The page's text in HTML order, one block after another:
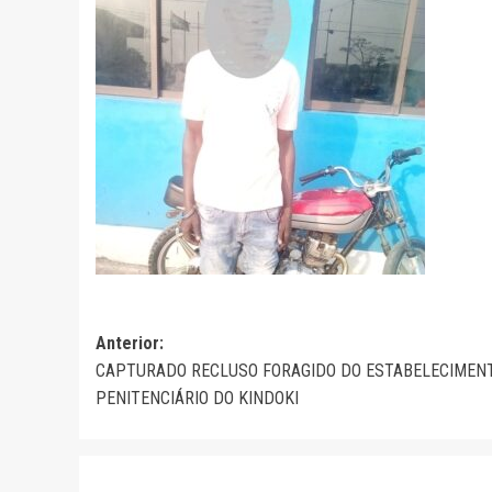
Navegação
de
Anterior:
CAPTURADO RECLUSO FORAGIDO DO
PENITENCIÁRIO DO KINDOKI